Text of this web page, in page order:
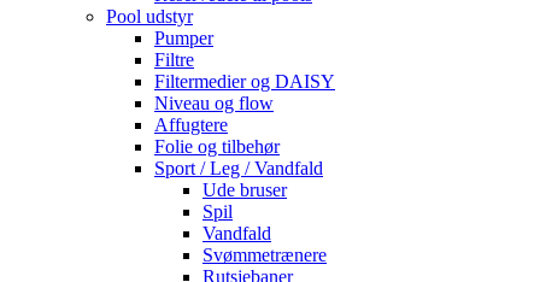
Pool udstyr
Pumper
Filtre
Filtermedier og DAISY
Niveau og flow
Affugtere
Folie og tilbehør
Sport / Leg / Vandfald
Ude bruser
Spil
Vandfald
Svømmetrænere
Rutsjebaner